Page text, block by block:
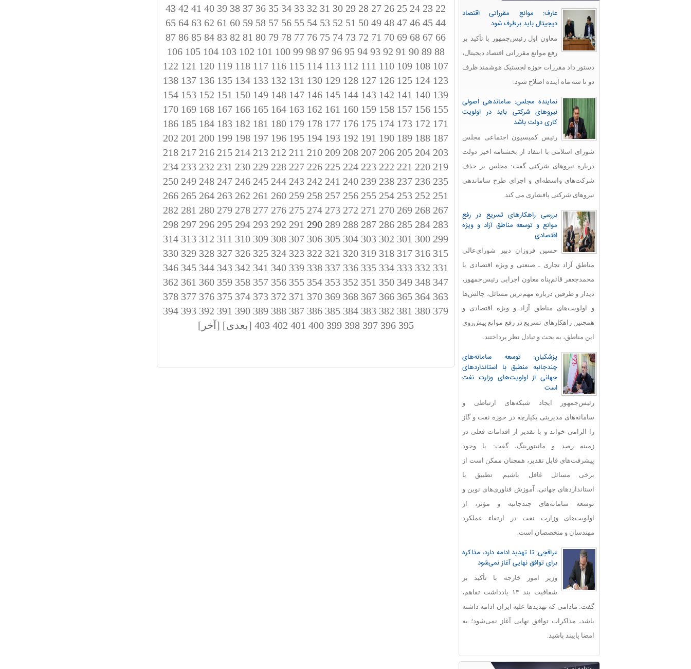
عارف: موانع مقرراتی اقتصاد
دیجیتال باید برطرف شود
معاون اول رئیس‌جمهور با تأکید بر
رفع موانع مقرراتی اقتصاد دیجیتال،
دستور داد مقررات حوزه لجستیک هوشمند ظرف
دو تا سه ماه آینده اصلاح شود.
نماینده مجلس: ساماندهی اصولی
نیروهای شرکتی باید در اولویت
کاری دولت باشد
رئیس کمیسیون اجتماعی مجلس
شورای اسلامی با انتقاد از بخشنامه اخیر دولت
درباره نیروهای شرکتی گفت: مجلس بر حذف
شرکت‌های واسطه‌ای و اجرای طرح ساماندهی
نیروهای شرکتی پافشاری می کند.
بررسی راهکارهای تسریع در رفع
موانع و توسعه مناطق آزاد و ویژه
اقتصادی
حسین فروزان دبیر شورای‌عالی
مناطق آزاد تجاری ـ صنعتی و ویژه اقتصادی با
محمدجعفر قائم‌پناه معاون اجرایی رئیس‌جمهور،
دیدار و طرفین درباره مهم‌ترین مسائل، چالش‌ها
و اولویت‌های مناطق آزاد و ویژه اقتصادی و
همچنین راهکارهای تسریع در رفع موانع پیش‌روی
این مناطق، به بحث و تبادل نظر پرداختند.
پزشکیان: توسعه سامانه‌های
چندجانبه منطبق با استانداردهای
جهانی از اولویت‌های وزارت نفت
است
رئیس‌جمهور ایجاد شبکه‌های ارتباطی و
سامانه‌های مدیریتی یکپارچه در حوزه نفت و گاز
را الزامی خواند و با تقدیر از اقدامات فعلی در
زمینه رصد و مانیتورینگ، گفت: با وجود
پیشرفت‌های قابل‌ تقدیر، همچنان ممکن است از
برخی مسائل غافل باشیم. تطبیق با
استانداردهای جهانی، آموزش فناوری‌های نوین و
توسعه سامانه‌های چندجانبه و مؤثر، از
اولویت‌های وزارت نفت در ارتقاء عملکرد
مهندسان و متخصصان است.
عراقچی: تا تهدید ادامه دارد، مذاکره
برای توافق نهایی آغاز نمی‌شود
وزیر امور خارجه با تأکید بر
شفافیت بند ۱۳ یادداشت تفاهم،
گفت: مادامی که تهدیدها علیه ایران ادامه داشته
باشد، مذاکرات توافق نهایی آغاز نمی‌شود؛ به
امضا پایبند باشید.
22
23
24
25
26
27
28
29
30
31
32
33
34
35
36
37
38
39
40
41
42
43
44
45
46
47
48
49
50
51
52
53
54
55
56
57
58
59
60
61
62
63
64
65
66
67
68
69
70
71
72
73
74
75
76
77
78
79
80
81
82
83
84
85
86
87
88
89
90
91
92
93
94
95
96
97
98
99
100
101
102
103
104
105
106
107
108
109
110
111
112
113
114
115
116
117
118
119
120
121
122
123
124
125
126
127
128
129
130
131
132
133
134
135
136
137
138
139
140
141
142
143
144
145
146
147
148
149
150
151
152
153
154
155
156
157
158
159
160
161
162
163
164
165
166
167
168
169
170
171
172
173
174
175
176
177
178
179
180
181
182
183
184
185
186
187
188
189
190
191
192
193
194
195
196
197
198
199
200
201
202
203
204
205
206
207
208
209
210
211
212
213
214
215
216
217
218
219
220
221
222
223
224
225
226
227
228
229
230
231
232
233
234
235
236
237
238
239
240
241
242
243
244
245
246
247
248
249
250
251
252
253
254
255
256
257
258
259
260
261
262
263
264
265
266
267
268
269
270
271
272
273
274
275
276
277
278
279
280
281
282
283
284
285
286
287
288
289
291
292
293
294
295
296
297
298
299
300
301
302
303
304
305
306
307
308
309
310
311
312
313
314
315
316
317
318
319
320
321
322
323
324
325
326
327
328
329
330
331
332
333
334
335
336
337
338
339
340
341
342
343
344
345
346
347
348
349
350
351
352
353
354
355
356
357
358
359
360
361
362
363
364
365
366
367
368
369
370
371
372
373
374
375
376
377
378
379
380
381
382
383
384
385
386
387
388
389
390
391
392
393
394
395
396
397
398
399
400
401
402
403 [بعدی] [آخر]